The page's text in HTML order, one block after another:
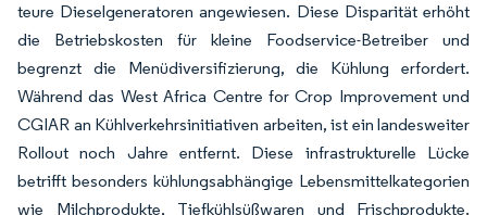
teure Dieselgeneratoren angewiesen. Diese Disparität erhöht
die Betriebskosten für kleine Foodservice-Betreiber und
begrenzt die Menüdiversifizierung, die Kühlung erfordert.
Während das West Africa Centre for Crop Improvement und
CGIAR an Kühlverkehrsinitiativen arbeiten, ist ein landesweiter
Rollout noch Jahre entfernt. Diese infrastrukturelle Lücke
betrifft besonders kühlungsabhängige Lebensmittelkategorien
wie Milchprodukte, Tiefkühlsüßwaren und Frischprodukte.